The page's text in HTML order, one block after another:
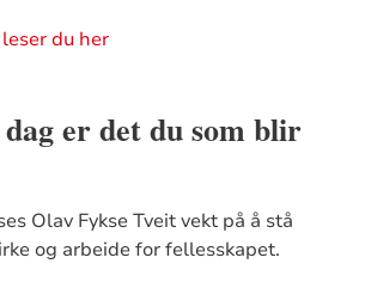
du her
er det du som blir
Olav Fykse Tveit vekt på å stå
og arbeide for fellesskapet.